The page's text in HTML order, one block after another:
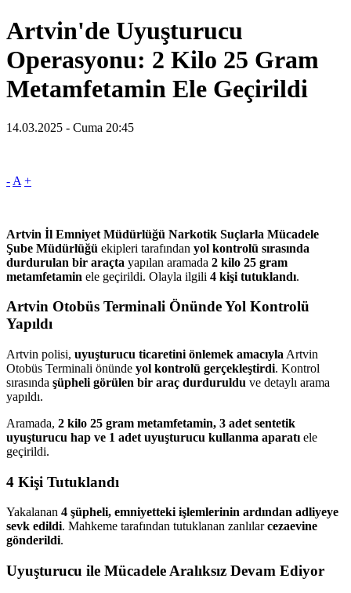
Artvin'de Uyuşturucu
Operasyonu: 2 Kilo 25 Gram
Metamfetamin Ele Geçirildi
14.03.2025 - Cuma 20:45
- A +
Artvin İl Emniyet Müdürlüğü Narkotik Suçlarla Mücadele
Şube Müdürlüğü ekipleri tarafından yol kontrolü sırasında
durdurulan bir araçta yapılan aramada 2 kilo 25 gram
metamfetamin ele geçirildi. Olayla ilgili 4 kişi tutuklandı.
Artvin Otobüs Terminali Önünde Yol Kontrolü
Yapıldı
Artvin polisi, uyuşturucu ticaretini önlemek amacıyla Artvin
Otobüs Terminali önünde yol kontrolü gerçekleştirdi. Kontrol
sırasında şüpheli görülen bir araç durduruldu ve detaylı arama
yapıldı.
Aramada, 2 kilo 25 gram metamfetamin, 3 adet sentetik
uyuşturucu hap ve 1 adet uyuşturucu kullanma aparatı ele
geçirildi.
4 Kişi Tutuklandı
Yakalanan 4 şüpheli, emniyetteki işlemlerinin ardından adliyeye
sevk edildi. Mahkeme tarafından tutuklanan zanlılarcezaevine
gönderildi.
Uyuşturucu ile Mücadele Aralıksız Devam Ediyor